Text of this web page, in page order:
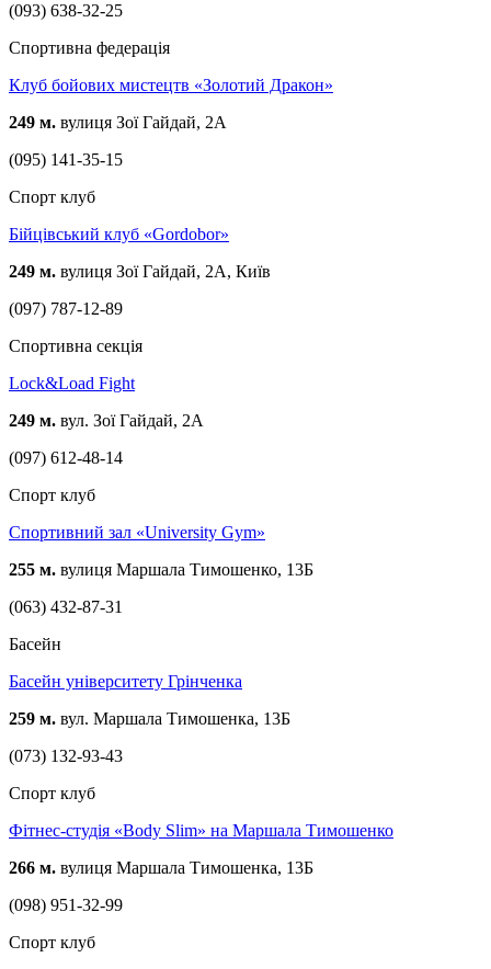
(093) 638-32-25
Спортивна федерація
Клуб бойових мистецтв «Золотий Дракон»
249 м. вулиця Зої Гайдай, 2А
(095) 141-35-15
Спорт клуб
Бійцівський клуб «Gordobor»
249 м. вулиця Зої Гайдай, 2А, Київ
(097) 787-12-89
Спортивна секція
Lock&Load Fight
249 м. вул. Зої Гайдай, 2А
(097) 612-48-14
Спорт клуб
Спортивний зал «University Gym»
255 м. вулиця Маршала Тимошенко, 13Б
(063) 432-87-31
Басейн
Басейн університету Грінченка
259 м. вул. Маршала Тимошенка, 13Б
(073) 132-93-43
Спорт клуб
Фітнес-студія «Body Slim» на Маршала Тимошенко
266 м. вулиця Маршала Тимошенка, 13Б
(098) 951-32-99
Спорт клуб